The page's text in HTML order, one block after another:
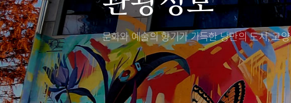
자전거 나들이
도보관광 나들이
DMZ평화의길
오시는길
고양시관광협의회
문화와 예술의 향기가 가득한낭만의 도시, 고양